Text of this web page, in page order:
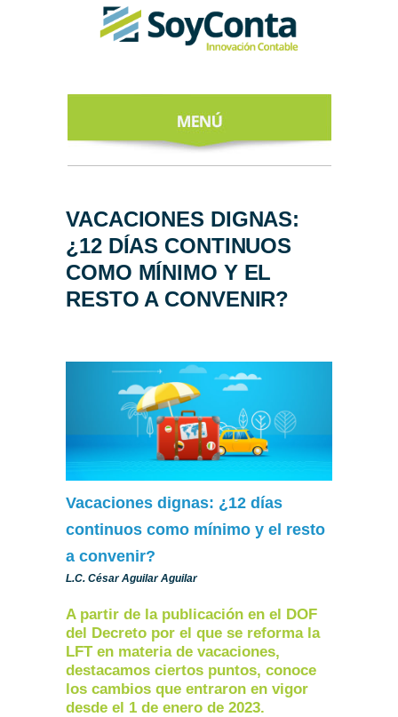
ACERCA DE
NUESTROS
EXPERTOS
TODO SOBRE
AL NEWSLETTER
VACACIONES DIGNAS:
¿12 DÍAS CONTINUOS
COMO MÍNIMO Y EL
RESTO A CONVENIR?
Vacaciones dignas: ¿12 días
continuos como mínimo y el resto
a convenir?
L.C. César Aguilar Aguilar
A partir de la publicación en el DOF
del Decreto por el que se reforma la
LFT en materia de vacaciones,
destacamos ciertos puntos, conoce
los cambios que entraron en vigor
desde el 1 de enero de 2023.